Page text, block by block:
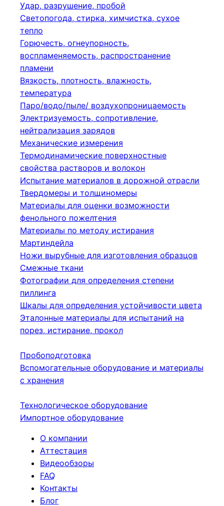
Удар, разрушение, пробой
Светопогода, стирка, химчистка, сухое
тепло
Горючесть, огнеупорность,
воспламеняемость, распространение
пламени
Вязкость, плотность, влажность,
температура
Паро/водо/пыле/ воздухопроницаемость
Электризуемость, сопротивление,
нейтрализация зарядов
Механические измерения
Термодинамические поверхностные
свойства растворов и волокон
Испытание материалов в дорожной отрасли
Твердомеры и толщиномеры
Материалы для оценки возможности
фенольного пожелтения
Материалы по методу истирания
Мартиндейла
Ножи вырубные для изготовления образцов
Смежные ткани
Фотографии для определения степени
пиллинга
Шкалы для определения устойчивости цвета
Эталонные материалы для испытаний на
порез, истирание, прокол
Пробоподготовка
Вспомогательные оборудование и материалы
с хранения
Технологическое оборудование
Импортное оборудование
О компании
Аттестация
Видеообзоры
FAQ
Контакты
Блог